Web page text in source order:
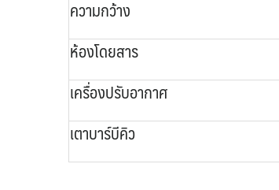
ความกว้าง
ห้องโดยสาร
เครื่องปรับอากาศ
เตาบาร์บีคิว